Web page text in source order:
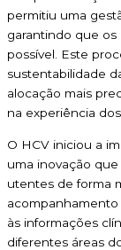
permitiu uma
garantindo que os
possível. Este
sustentabilidade
alocação mais
na experiência
O HCV iniciou a
uma inovação
utentes de forma
às informações
diferentes áreas